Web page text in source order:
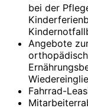
bei der
Angebote
Fahrrad-